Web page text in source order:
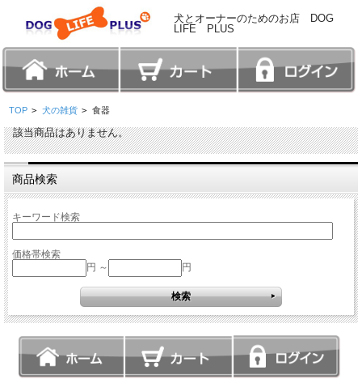
犬とオーナーのためのお店 DOG
LIFE PLUS
TOP > 犬の雑貨 > 食器
該当商品はありません。
商品検索
キーワード検索
価格帯検索
円 ～
円